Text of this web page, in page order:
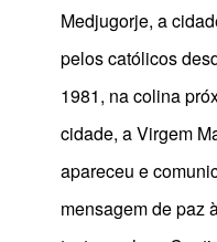
Medjugorje, a
pelos católicos
1981, na colina
cidade, a Virgem
apareceu e
mensagem de paz